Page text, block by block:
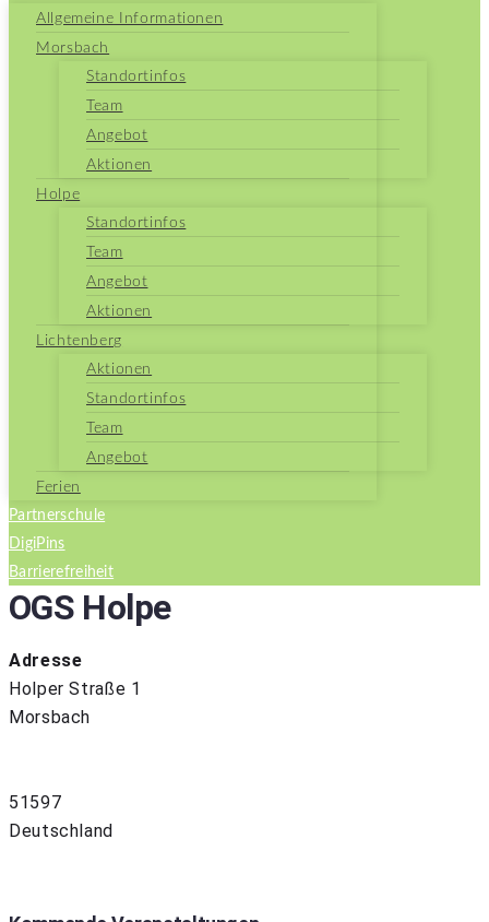
Allgemeine Informationen
Morsbach
Standortinfos
Team
Angebot
Aktionen
Holpe
Standortinfos
Team
Angebot
Aktionen
Lichtenberg
Aktionen
Standortinfos
Team
Angebot
Ferien
Partnerschule
DigiPins
Barrierefreiheit
OGS Holpe
Adresse
Holper Straße 1
Morsbach
51597
Deutschland